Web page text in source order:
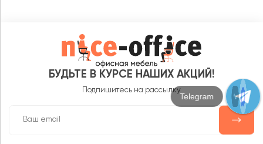
БУДЬТЕ В КУРСЕ НАШИХ АКЦИЙ!
Подпишитесь на рассылку
Max